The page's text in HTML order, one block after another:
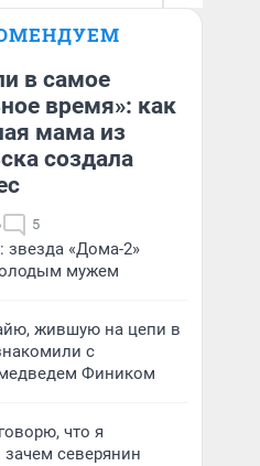
Губарь
в самое
время»: как
мама из
создала
5
звезда «Дома-2»
мужем
жившую на цепи в
с
Фиником
что я
зачем северянин